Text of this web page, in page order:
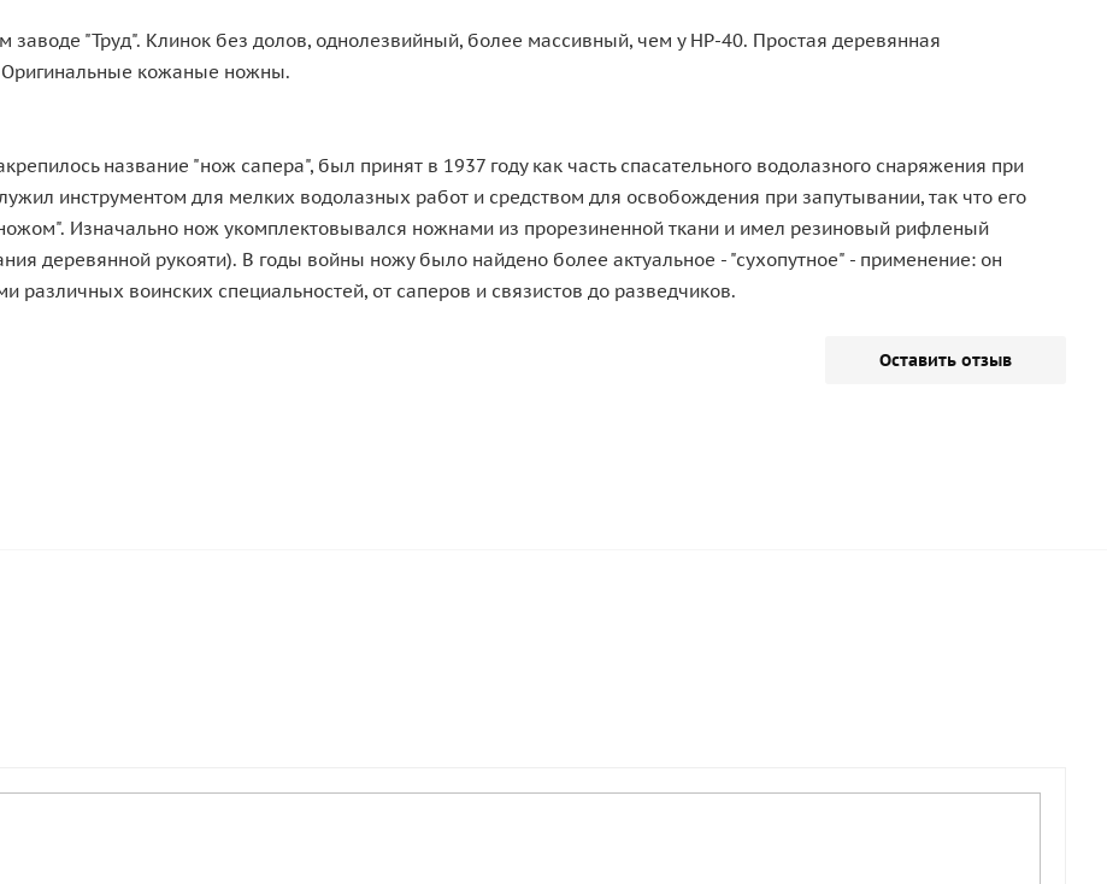
заводе "Труд". Клинок без долов, однолезвийный, более массивный, чем у НР-40. Простая деревянная
Оригинальные кожаные ножны.
название "нож сапера", был принят в 1937 году как часть спасательного водолазного снаряжения при
инструментом для мелких водолазных работ и средством для освобождения при запутывании, так что его
Изначально нож укомплектовывался ножнами из прорезиненной ткани и имел резиновый рифленый
деревянной рукояти). В годы войны ножу было найдено более актуальное - "сухопутное" - применение: он
различных воинских специальностей, от саперов и связистов до разведчиков.
Оставить отзыв